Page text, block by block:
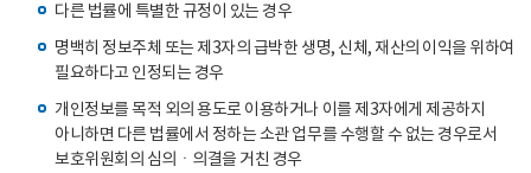
다른 법률에 특별한 규정이 있는 경우
명백히 정보주체 또는 제3자의 급박한 생명, 신체, 재산의 이익을 위하여
필요하다고 인정되는 경우
개인정보를 목적 외의 용도로 이용하거나 이를 제3자에게 제공하지
아니하면 다른 법률에서 정하는 소관 업무를 수행할 수 없는 경우로서
보호위원회의 심의ㆍ의결을 거친 경우